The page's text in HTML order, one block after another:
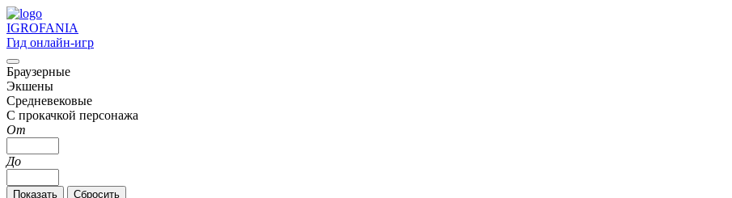
IGROFANIA
Гид онлайн-игр
Браузерные
Экшены
Средневековые
С прокачкой персонажа
От
До